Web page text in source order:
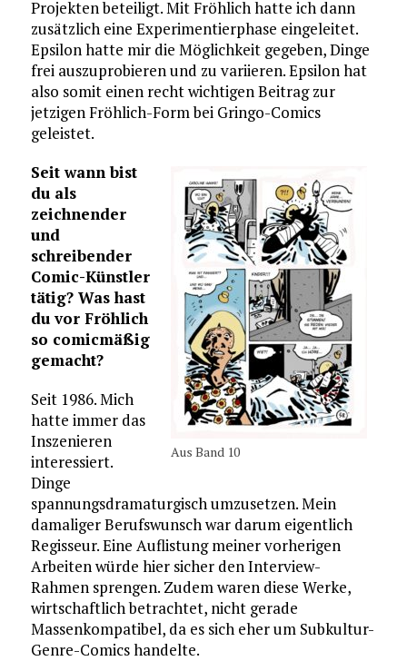
Projekten beteiligt. Mit Fröhlich hatte ich dann
zusätzlich eine Experimentierphase eingeleitet.
Epsilon hatte mir die Möglichkeit gegeben, Dinge
frei auszuprobieren und zu variieren. Epsilon hat
also somit einen recht wichtigen Beitrag zur
jetzigen Fröhlich-Form bei Gringo-Comics
geleistet.
Aus Band 10
Seit wann bist
du als
zeichnender
und
schreibender
Comic-Künstler
tätig? Was hast
du vor Fröhlich
so comicmäßig
gemacht?
Seit 1986. Mich
hatte immer das
Inszenieren
interessiert.
Dinge
spannungsdramaturgisch umzusetzen. Mein
damaliger Berufswunsch war darum eigentlich
Regisseur. Eine Auflistung meiner vorherigen
Arbeiten würde hier sicher den Interview-
Rahmen sprengen. Zudem waren diese Werke,
wirtschaftlich betrachtet, nicht gerade
Massenkompatibel, da es sich eher um Subkultur-
Genre-Comics handelte.